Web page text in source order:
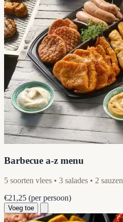
Barbecue a-z menu
5 soorten vlees • 3 salades • 2 sauzen
€21,25 (per persoon)
Voeg toe